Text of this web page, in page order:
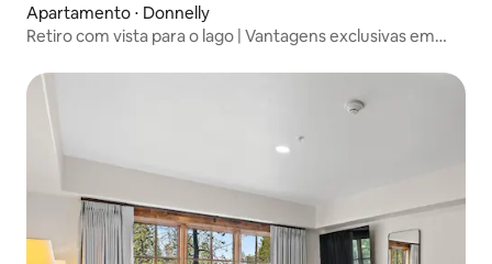
Apartamento ⋅ Donnelly
Retiro com vista para o lago | Vantagens exclusivas em